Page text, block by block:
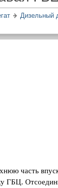
Дизельный
часть
ГБЦ.